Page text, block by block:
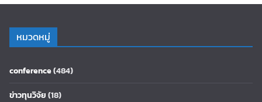
หมวดหมู่
conference(484)
ข่าวทุนวิจัย(18)